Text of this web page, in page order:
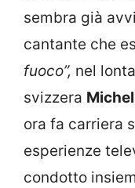
sembra già
cantante che
fuoco”, nel
svizzera
ora fa carriera
esperienze
condotto